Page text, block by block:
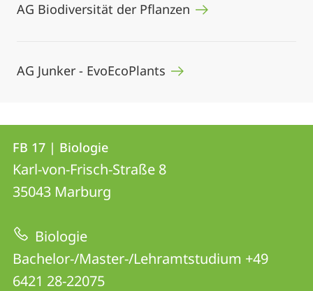
AG Biodiversität der Pflanzen
AG Junker - EvoEcoPlants
Kontakt
und
Informationen
zur
Website
Kontaktinformationen
FB
17
|
Biologie
FB 17 | Biologie
Karl-von-Frisch-Straße 8
35043 Marburg
Biologie
Bachelor-/Master-/Lehramtstudium +49
6421 28-22075